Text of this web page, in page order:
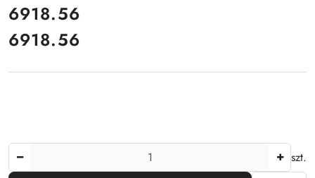
cena:
6918.56
Cena:
6918.56
szt.